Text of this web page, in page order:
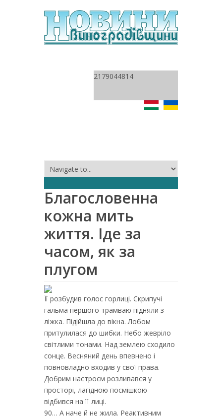
2179044814
Благословенна
кожна мить
життя. Іде за
часом, як за
плугом
Її розбудив голос горлиці. Скрипучі
гальма першого трамваю підняли з
ліжка. Підійшла до вікна. Лобом
притулилася до шибки. Небо жевріло
світлими тонами. Над землею сходило
сонце. Весняний день впевнено і
повновладно входив у свої права.
Добрим настроєм розливався у
просторі, лагідною посмішкою
відбився на її лиці.
90… А наче й не жила. Реактивним